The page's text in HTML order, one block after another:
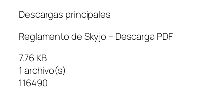
Descargas principales
Reglamento de Skyjo – Descarga PDF
7.76 KB
1 archivo(s)
116490